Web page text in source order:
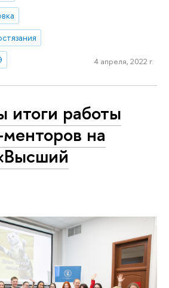
4 апреля, 2022 г.
итоги работы
на